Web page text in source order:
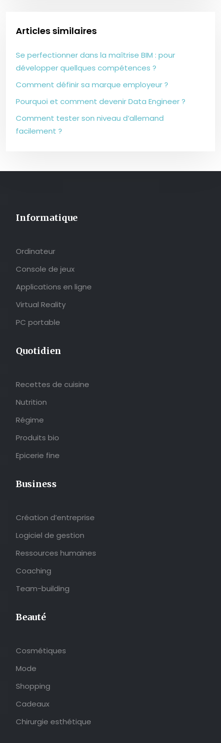
Articles similaires
Se perfectionner dans la maîtrise BIM : pour
développer quellques compétences ?
Comment définir sa marque employeur ?
Pourquoi et comment devenir Data Engineer ?
Comment tester son niveau d’allemand
facilement ?
Informatique
Ordinateur
Console de jeux
Applications en ligne
Virtual Reality
PC portable
Quotidien
Recettes de cuisine
Nutrition
Régime
Produits bio
Epicerie fine
Business
Création d’entreprise
Logiciel de gestion
Ressources humaines
Coaching
Team-building
Beauté
Cosmétiques
Mode
Shopping
Cadeaux
Chirurgie esthétique